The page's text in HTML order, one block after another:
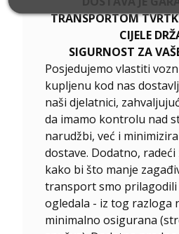
TRANSPORTOM
CIJELE
SIGURNOST ZA
Posjedujemo vlastiti
kupljenu kod nas
naši djelatnici,
da imamo kontrolu nad
narudžbi, već i
dostave. Dodatno,
kako bi što manje
transport smo
ogledala - iz tog razloga
minimalno osigurana